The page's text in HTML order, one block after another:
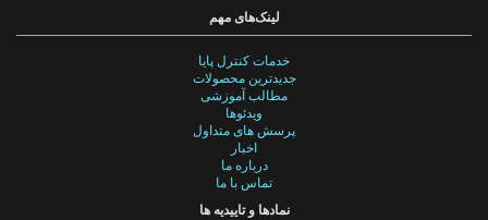
لینک‌های مهم
خدمات کنترل پایا
جدیدترین محصولات
مطالب آموزشی
ویدئوها
پرسش های متداول
اخبار
درباره ما
تماس با ما
نمادها و تاییدیه ها